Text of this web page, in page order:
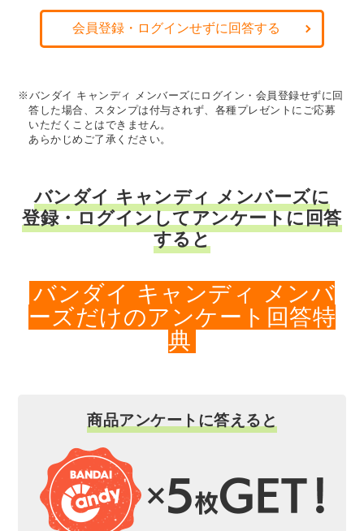
会員登録・ログインせずに回答する
※バンダイ キャンディ メンバーズにログイン・会員登録せずに回
答した場合、スタンプは付与されず、各種プレゼントにご応募
いただくことはできません。
あらかじめご了承ください。
バンダイ キャンディ メンバーズに
登録・ログインしてアンケートに回答
すると
バンダイ キャンディ メンバ
ーズだけのアンケート回答特
典
商品アンケートに答えると